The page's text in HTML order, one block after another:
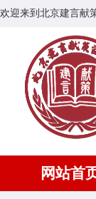
欢迎来到北京建言献
网站首